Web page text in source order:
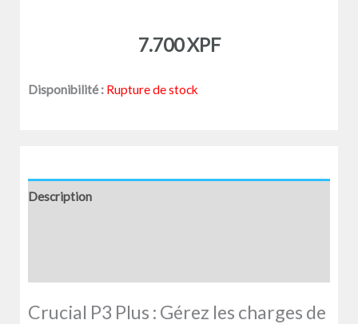
7.700XPF
Disponibilité : Rupture de stock
Description
Crucial P3 Plus : Gérez les charges de